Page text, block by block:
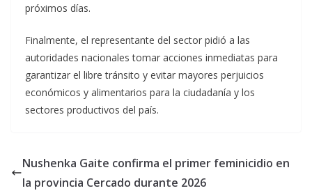
próximos días.
Finalmente, el representante del sector pidió a las
autoridades nacionales tomar acciones inmediatas para
garantizar el libre tránsito y evitar mayores perjuicios
económicos y alimentarios para la ciudadanía y los
sectores productivos del país.
Nushenka Gaite confirma el primer feminicidio en
la provincia Cercado durante 2026